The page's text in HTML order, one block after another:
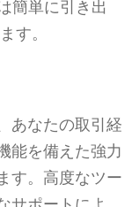
簡単に引き出
す。
あなたの取引経
能を備えた強力
す。高度なツー